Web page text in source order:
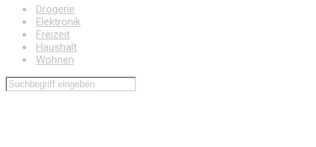
Drogerie
Elektronik
Freizeit
Haushalt
Wohnen